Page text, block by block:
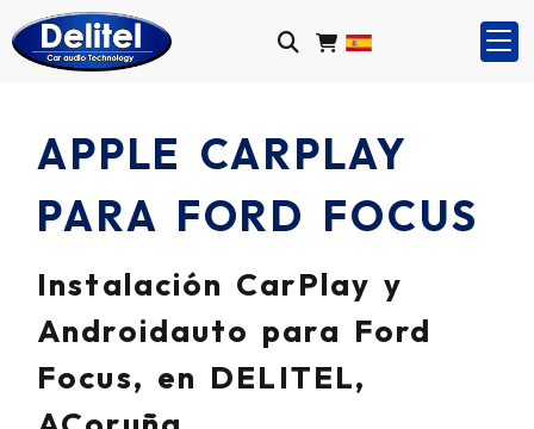
APPLE CARPLAY
PARA FORD FOCUS
Instalación CarPlay y
Androidauto para Ford
Focus, en DELITEL,